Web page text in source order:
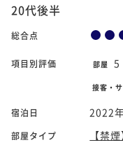
20代後半
総合点
項目別評価 部屋 5
接客・
宿泊日 2022
部屋タイプ
【禁